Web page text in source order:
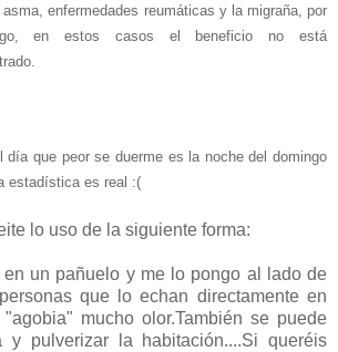
asma, enfermedades reumáticas y la migraña, por
en estos casos el beneficio no está
día que peor se duerme es la noche del domingo
estadística es real :(
lo uso de la siguiente forma:
en un pañuelo y me lo pongo al lado de
que lo echan directamente en
mucho olor.También se puede
y pulverizar la habitación....Si queréis